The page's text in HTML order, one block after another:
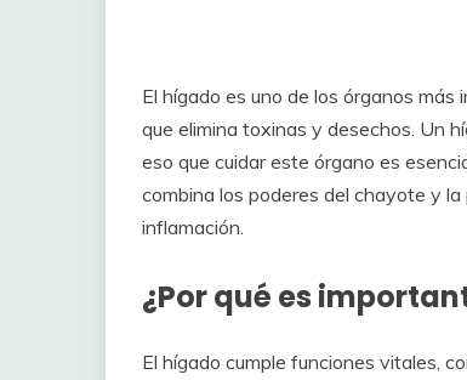
El hígado es uno de los órganos
que elimina toxinas y desechos. Un
eso que cuidar este órgano es
combina los poderes del chayote y
inflamación.
¿Por qué es
El hígado cumple funciones vitales,